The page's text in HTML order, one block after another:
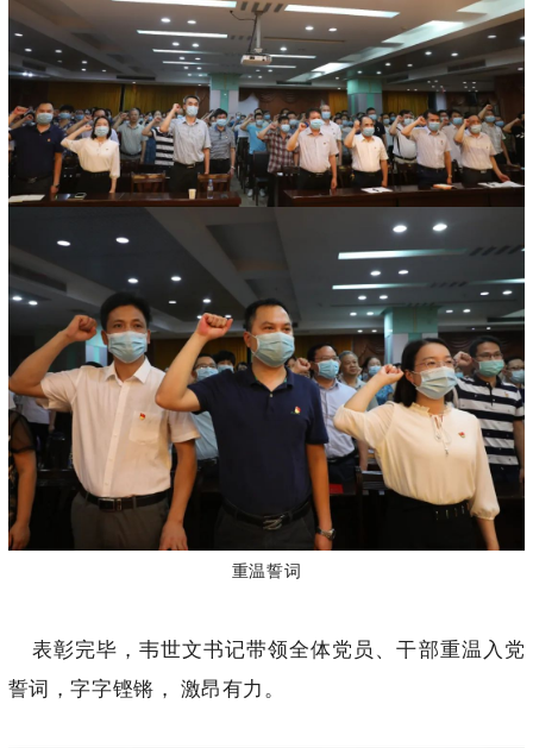
重温誓词
表彰完毕，韦世文书记带领全体党员、干部重温入党
誓词，字字铿锵， 激昂有力。